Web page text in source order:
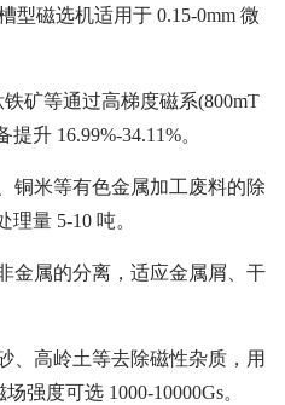
型磁选机适用于 0.15-0mm 微
矿等通过高梯度磁系(800mT
升 16.99%-34.11%。
铜米等有色金属加工废料的除
量 5-10 吨。
金属的分离，适应金属屑、干
、高岭土等去除磁性杂质，用
强度可选 1000-10000Gs。